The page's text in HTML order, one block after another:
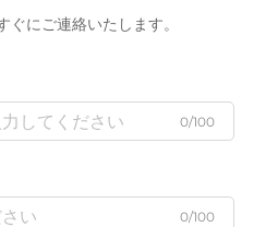
ぐにご連絡いたします。
0/100
0/100